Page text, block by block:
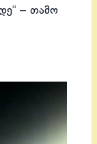
– თამო